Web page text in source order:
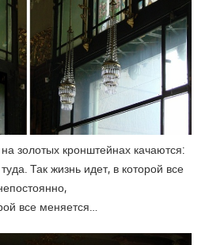
золотых кронштейнах качаются:
Так жизнь идет, в которой все
все меняется…